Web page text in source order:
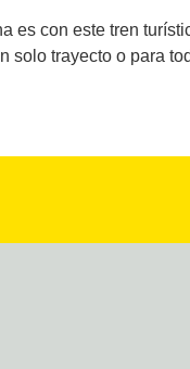
es con este tren
solo trayecto o para